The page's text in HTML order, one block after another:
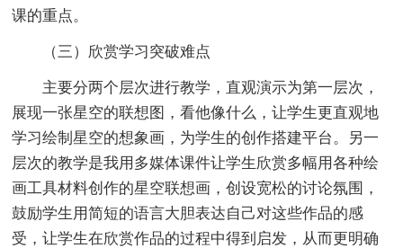
课的重点。
（三）欣赏学习突破难点
主要分两个层次进行教学，直观演示为第一层次，
展现一张星空的联想图，看他像什么，让学生更直观地
学习绘制星空的想象画，为学生的创作搭建平台。另一
层次的教学是我用多媒体课件让学生欣赏多幅用各种绘
画工具材料创作的星空联想画，创设宽松的讨论氛围，
鼓励学生用简短的语言大胆表达自己对这些作品的感
受，让学生在欣赏作品的过程中得到启发，从而更明确